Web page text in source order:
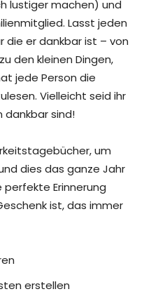
lustiger machen) und
Lasst jeden
die er dankbar ist – von
den kleinen Dingen,
jede Person die
Vielleicht seid ihr
dankbar sind!
um
dies das ganze Jahr
Erinnerung
ist, das immer
erstellen